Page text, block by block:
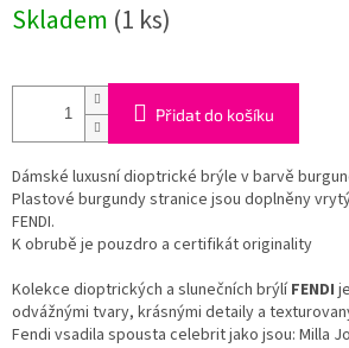
cena:
Skladem (1 ks)
Přidat do košíku
Dámské luxusní dioptrické brýle v barvě
Plastové burgundy stranice jsou doplněny
FENDI.
K obrubě je pouzdro a certifikát originality
Kolekce dioptrických a slunečních brýlíFENDI
odvážnými tvary, krásnými detaily a
Fendi vsadila spousta celebrit jako jsou: Milla